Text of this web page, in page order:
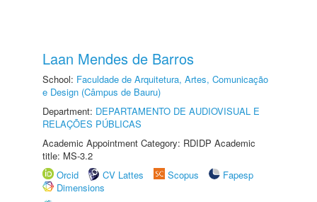
Laan Mendes de Barros
School: Faculdade de Arquitetura, Artes, Comunicação
e Design (Câmpus de Bauru)
Department: DEPARTAMENTO DE AUDIOVISUAL E
RELAÇÕES PÚBLICAS
Academic Appointment Category: RDIDP Academic
title: MS-3.2
Orcid
CV Lattes Scopus
Fapesp
Dimensions